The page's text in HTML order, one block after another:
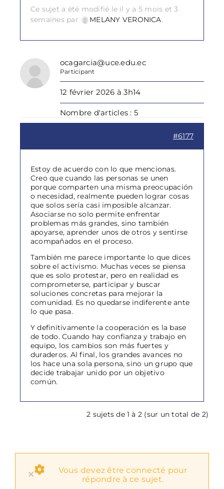
Ce sujet a été modifié le il y a 5 mois et 3
semaines par
MELANY VERONICA.
ocagarcia@uce.edu.ec
Participant
12 février 2026 à 3h14
Nombre d'articles : 5
#6177
Estoy de acuerdo con lo que mencionas.
Creo que cuando las personas se unen
porque comparten una misma preocupación
o necesidad, realmente pueden lograr cosas
que solos sería casi imposible alcanzar.
Asociarse no solo permite enfrentar
problemas más grandes, sino también
apoyarse, aprender unos de otros y sentirse
acompañados en el proceso.
También me parece importante lo que dices
sobre el activismo. Muchas veces se piensa
que es solo protestar, pero en realidad es
comprometerse, participar y buscar
soluciones concretas para mejorar la
comunidad. Es no quedarse indiferente ante
lo que pasa.
Y definitivamente la cooperación es la base
de todo. Cuando hay confianza y trabajo en
equipo, los cambios son más fuertes y
duraderos. Al final, los grandes avances no
los hace una sola persona, sino un grupo que
decide trabajar unido por un objetivo
común.
2 sujets de 1 à 2 (sur un total de 2)
×
Vous devez être connecté pour
répondre à ce sujet.